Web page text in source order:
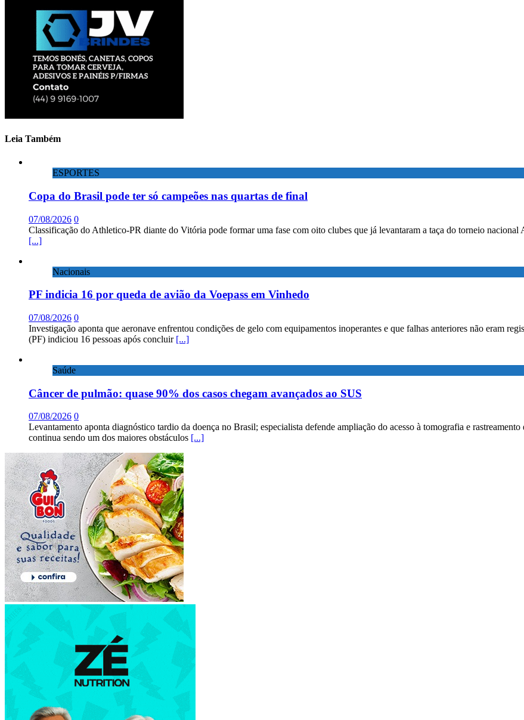
Leia Também
ESPORTES
Copa do Brasil pode ter só campeões nas quartas de final
07/08/2026 0
Classificação do Athletico-PR diante do Vitória pode formar uma fase com oito clubes que já levantaram a taça do torneio
[...]
Nacionais
PF indicia 16 por queda de avião da Voepass em Vinhedo
07/08/2026 0
Investigação aponta que aeronave enfrentou condições de gelo com equipamentos inoperantes e que falhas anteriores não eram
(PF) indiciou 16 pessoas após concluir [...]
Saúde
Câncer de pulmão: quase 90% dos casos chegam avançados ao SUS
07/08/2026 0
Levantamento aponta diagnóstico tardio da doença no Brasil; especialista defende ampliação do acesso à tomografia e
continua sendo um dos maiores obstáculos [...]